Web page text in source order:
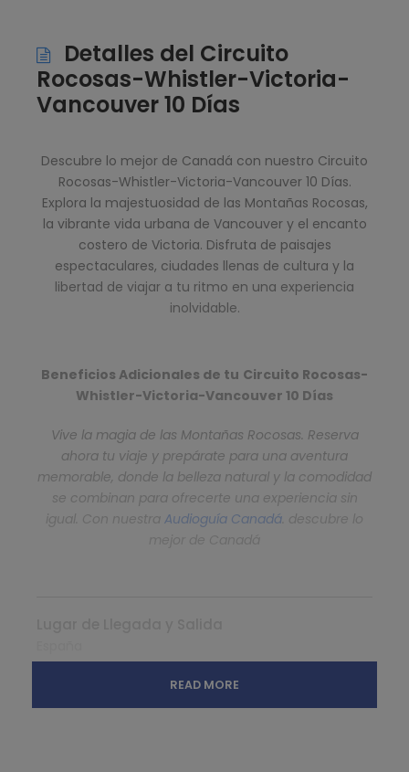
Detalles del Circuito
Rocosas-Whistler-Victoria-
Vancouver 10 Días
Descubre lo mejor de Canadá con nuestro Circuito
Rocosas-Whistler-Victoria-Vancouver 10 Días.
Explora la majestuosidad de las Montañas Rocosas,
la vibrante vida urbana de Vancouver y el encanto
costero de Victoria. Disfruta de paisajes
espectaculares, ciudades llenas de cultura y la
libertad de viajar a tu ritmo en una experiencia
inolvidable.
Beneficios Adicionales de tu Circuito Rocosas-
Whistler-Victoria-Vancouver 10 Días
Vive la magia de las Montañas Rocosas. Reserva
ahora tu viaje y prepárate para una aventura
memorable, donde la belleza natural y la comodidad
se combinan para ofrecerte una experiencia sin
igual. Con nuestra Audioguía Canadá . descubre lo
READ MORE